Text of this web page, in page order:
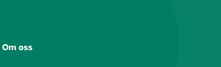
Om oss